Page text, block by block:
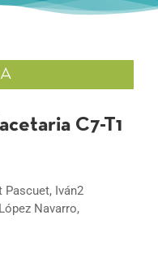
C7-T1
Pascuet, Iván2
Navarro,